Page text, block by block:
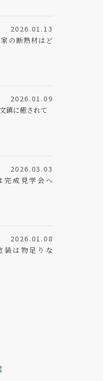
2026.01.13
の断熱材はど
2026.01.09
鎮に癒されて
2026.03.03
完成見学会へ
2026.01.08
装は物足りな